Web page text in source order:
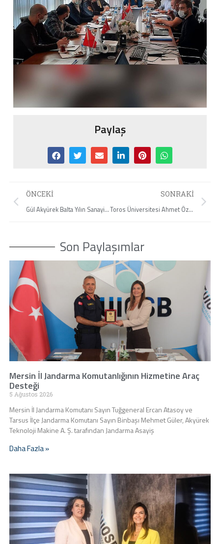
Paylaş
ÖNCEKI
Gül Akyürek Balta Yılın Sanayici İş Kadını Ödülünü Aldı.
SONRAKI
Toros Üniversitesi Ahmet Özer İle Gündem
Son Paylaşımlar
Mersin İl Jandarma Komutanlığının Hizmetine Araç
Desteği
5 Ağustos 2026
Mersin İl Jandarma Komutanı Sayın Tuğgeneral Ercan Atasoy ve
Tarsus İlçe Jandarma Komutanı Sayın Binbaşı Mehmet Güler, Akyürek
Teknoloji Makine A. Ş. tarafından Jandarma Asayiş
Daha Fazla »